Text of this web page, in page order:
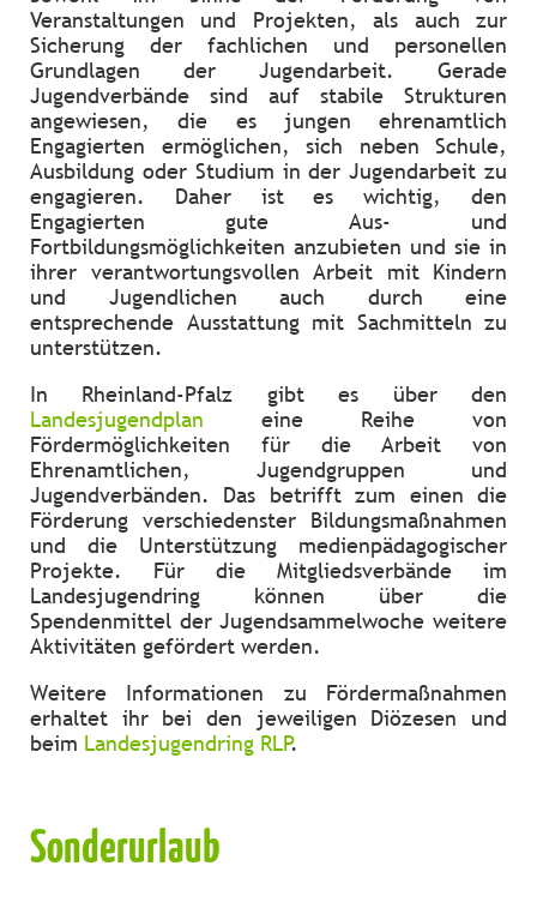
Veranstaltungen und Projekten, als auch zur
Sicherung der fachlichen und personellen
Grundlagen der Jugendarbeit. Gerade
Jugendverbände sind auf stabile Strukturen
angewiesen, die es jungen ehrenamtlich
Engagierten ermöglichen, sich neben Schule,
Ausbildung oder Studium in der Jugendarbeit zu
engagieren. Daher ist es wichtig, den
Engagierten gute Aus- und
Fortbildungsmöglichkeiten anzubieten und sie in
ihrer verantwortungsvollen Arbeit mit Kindern
und Jugendlichen auch durch eine
entsprechende Ausstattung mit Sachmitteln zu
unterstützen.
In Rheinland-Pfalz gibt es über den
Landesjugendplan eine Reihe von
Fördermöglichkeiten für die Arbeit von
Ehrenamtlichen, Jugendgruppen und
Jugendverbänden. Das betrifft zum einen die
Förderung verschiedenster Bildungsmaßnahmen
und die Unterstützung medienpädagogischer
Projekte. Für die Mitgliedsverbände im
Landesjugendring können über die
Spendenmittel der Jugendsammelwoche weitere
Aktivitäten gefördert werden.
Weitere Informationen zu Fördermaßnahmen
erhaltet ihr bei den jeweiligen Diözesen und
beim Landesjugendring RLP.
Sonderurlaub